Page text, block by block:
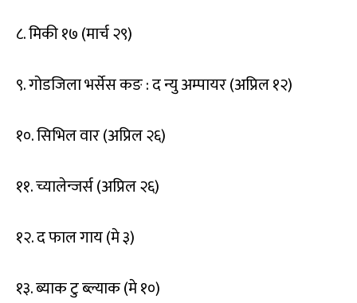
८. मिकी १७ (मार्च २९)
९. गोडजिला भर्सेस कङ : द न्यु अम्पायर (अप्रिल १२)
१०. सिभिल वार (अप्रिल २६)
११. च्यालेन्जर्स (अप्रिल २६)
१२. द फाल गाय (मे ३)
१३. ब्याक टु ब्ल्याक (मे १०)